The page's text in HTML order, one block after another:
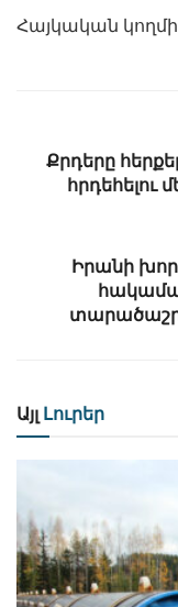
Հայկական
Քրդերը
հրդեհելու
Իրանի
Այլ Լուրեր